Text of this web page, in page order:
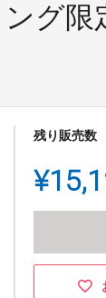
グ限
残り販売数